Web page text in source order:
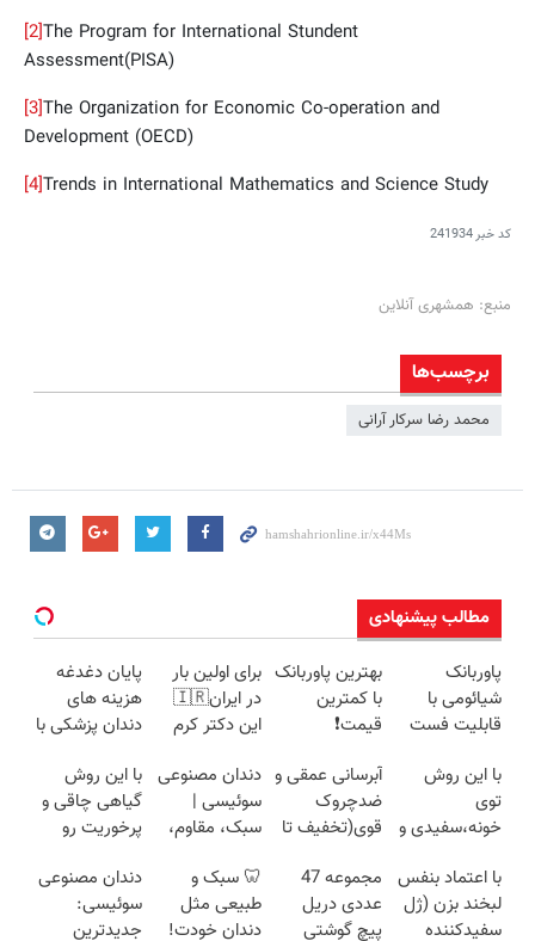
[2]The Program for International Stundent
Assessment(PISA)
[3]The Organization for Economic Co-operation and
Development (OECD)
[4]Trends in International Mathematics and Science Study
کد خبر241934
منبع: همشهری آنلاین
برچسب‌ها
محمد رضا سرکار آرانی
مطالب پیشنهادی
پاوربانک
شیائومی با
قابلیت فست
های بی برقی⚡
بهترین پاوربانک
با کمترین
قیمت❗
برای اولین بار
در ایران🇮🇷
این دکتر کرم
روزه ساخت!
پایان دغدغه
هزینه های
دندان پزشکی با
کننده خانگی
با این روش
توی
خونه،سفیدی و
برگردون
(40%off)
آبرسانی عمقی و
ضدچروک
قوی(تخفیف تا
دندان مصنوعی
سوئیسی |
سبک، مقاوم،
رایگان+پرداخت
اقساطی😍
با این روش
گیاهی چاقی و
پرخوریت رو
با اعتماد بنفس
لبخند بزن (ژل
سفیدکننده
مجموعه 47
عددی دریل
پیچ گوشتی
🦷 سبک و
طبیعی مثل
دندان خودت!
دندان مصنوعی
سوئیسی:
جدیدترین